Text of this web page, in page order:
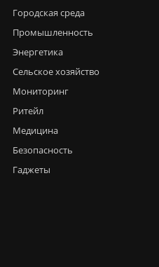
Городская среда
Промышленность
Энергетика
Сельское хозяйство
Мониторинг
Ритейл
Медицина
Безопасность
Гаджеты